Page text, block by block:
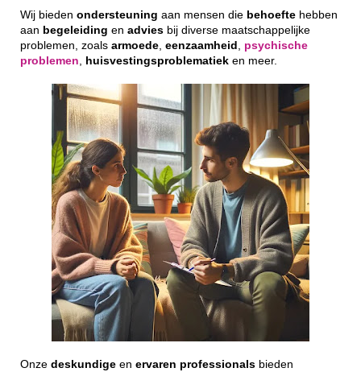
Wij bieden ondersteuning aan mensen die behoefte hebben
aan begeleiding en advies bij diverse maatschappelijke
problemen, zoals armoede eenzaamheid
psychische
problemen
huisvestingsproblematiek en meer.
Onze deskundige en ervaren professionals bieden